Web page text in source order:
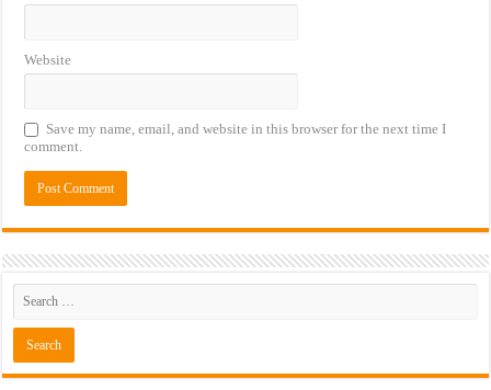
Website
Save my name, email, and website in this browser for the next time I
comment.